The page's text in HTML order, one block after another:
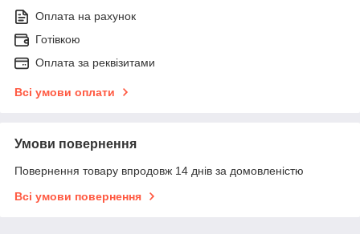
Оплата на рахунок
Готівкою
Оплата за реквізитами
Всі умови оплати
Умови повернення
Повернення товару впродовж 14 днів за домовленістю
Всі умови повернення